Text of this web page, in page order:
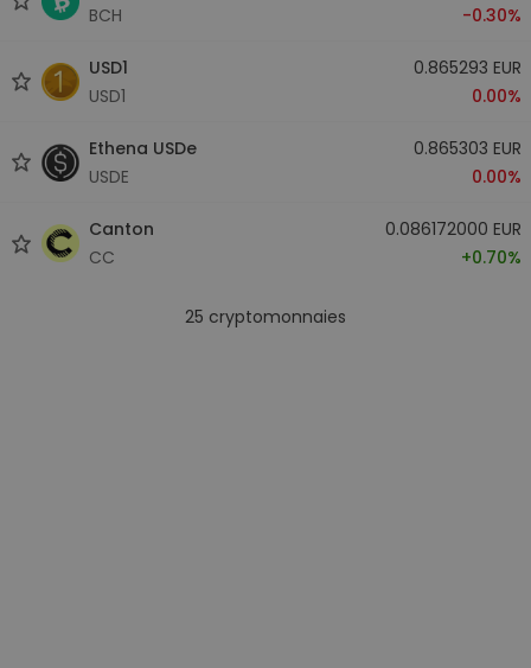
BCH
-0.30%
USD1
USD1
0.865293 EUR
0.00%
Ethena USDe
USDE
0.865303 EUR
0.00%
Canton
CC
0.086172000 EUR
+0.70%
25 cryptomonnaies